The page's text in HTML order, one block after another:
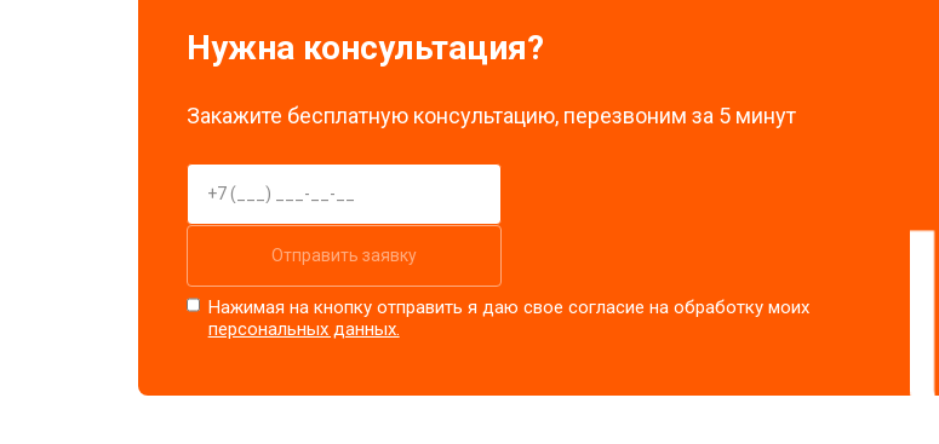
Нужна консультация?
Закажите бесплатную консультацию, перезвоним за 5 минут
Отправить заявку
Нажимая на кнопку отправить я даю свое согласие на обработку моих
персональных данных.